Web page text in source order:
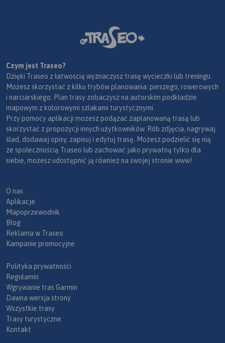
Czym jest Traseo?
Dzięki Traseo z łatwością wyznaczysz trasę wycieczki lub treningu.
Możesz skorzystać z kilku trybów planowania: pieszego, rowerowych
i narciarskiego. Plan trasy zobaczysz na autorskim podkładzie
mapowym z kolorowymi szlakami turystycznymi.
Przy pomocy aplikacji możesz podążać zaplanowaną trasą lub
skorzystać z propozycji innych użytkowników. Rób zdjęcia, nagrywaj
ślad, dodawaj opisy, zapisuj i edytuj trasę. Możesz podzielić się nią
ze społecznością Traseo lub zachować jako prywatną tylko dla
siebie, możesz udostępnić ją również na swojej stronie www!
O nas
Aplikacje
Mapoprzewodnik
Blog
Reklama w Traseo
Kampanie promocyjne
Polityka prywatności
Regulamin
Wgrywanie tras Garmin
Dawna wersja strony
Wszystkie trasy
Trasy turystyczne
Kontakt